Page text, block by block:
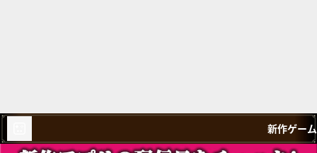
新作ゲーム